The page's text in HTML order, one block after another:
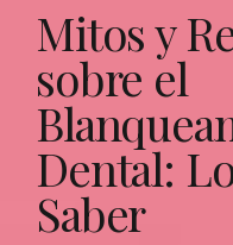
Mitos y
sobre el
Dental:
Saber